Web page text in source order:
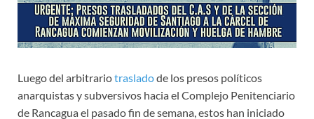
Luego del arbitrariotrasladode los presos políticos
anarquistas y subversivos hacia el Complejo Penitenciario
de Rancagua el pasado fin de semana, estos han iniciado